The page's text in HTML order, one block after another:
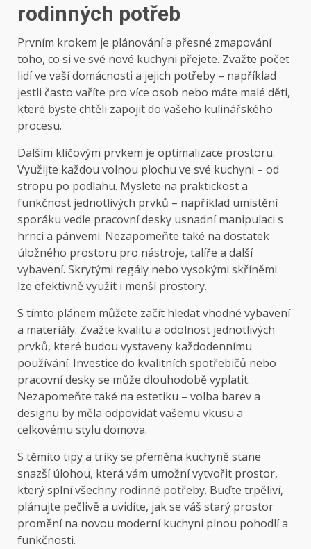
rodinných potřeb
Prvním krokem je plánování a přesné zmapování
toho, co si ve své nové kuchyni přejete. Zvažte počet
lidí ve vaší domácnosti a jejich potřeby – například
jestli často vaříte pro více osob nebo máte malé děti,
které byste chtěli zapojit do vašeho kulinářského
procesu.
Dalším klíčovým prvkem je optimalizace prostoru.
Využijte každou volnou plochu ve své kuchyni – od
stropu po podlahu. Myslete na praktickost a
funkčnost jednotlivých prvků – například umístění
sporáku vedle pracovní desky usnadní manipulaci s
hrnci a pánvemi. Nezapomeňte také na dostatek
úložného prostoru pro nástroje, talíře a další
vybavení. Skrytými regály nebo vysokými skříněmi
lze efektivně využít i menší prostory.
S tímto plánem můžete začít hledat vhodné vybavení
a materiály. Zvažte kvalitu a odolnost jednotlivých
prvků, které budou vystaveny každodennímu
používání. Investice do kvalitních spotřebičů nebo
pracovní desky se může dlouhodobě vyplatit.
Nezapomeňte také na estetiku – volba barev a
designu by měla odpovídat vašemu vkusu a
celkovému stylu domova.
S těmito tipy a triky se přeměna kuchyně stane
snazší úlohou, která vám umožní vytvořit prostor,
který splní všechny rodinné potřeby. Buďte trpěliví,
plánujte pečlivě a uvidíte, jak se váš starý prostor
promění na novou moderní kuchyni plnou pohodlí a
funkčnosti.